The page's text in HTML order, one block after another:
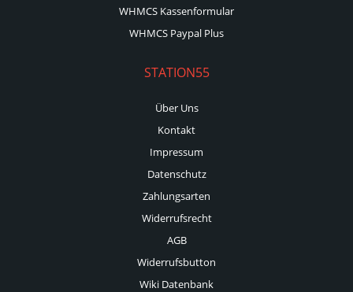
WHMCS Kassenformular
WHMCS Paypal Plus
STATION55
Über Uns
Kontakt
Impressum
Datenschutz
Zahlungsarten
Widerrufsrecht
AGB
Widerrufsbutton
Wiki Datenbank